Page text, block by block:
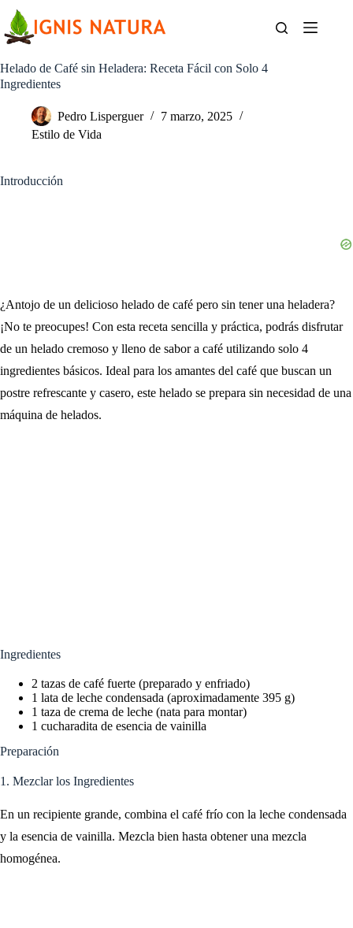
contenido
Helado de Café sin Heladera: Receta Fácil con Solo 4
Ingredientes
Pedro Lisperguer
7 marzo, 2025
Estilo de Vida
Introducción
¿Antojo de un delicioso helado de café pero sin tener una heladera?
¡No te preocupes! Con esta receta sencilla y práctica, podrás disfrutar
de un helado cremoso y lleno de sabor a café utilizando solo 4
ingredientes básicos. Ideal para los amantes del café que buscan un
postre refrescante y casero, este helado se prepara sin necesidad de una
máquina de helados.
Ingredientes
2 tazas de café fuerte (preparado y enfriado)
1 lata de leche condensada (aproximadamente 395 g)
1 taza de crema de leche (nata para montar)
1 cucharadita de esencia de vainilla
Preparación
1. Mezclar los Ingredientes
En un recipiente grande, combina el café frío con la leche condensada
y la esencia de vainilla. Mezcla bien hasta obtener una mezcla
homogénea.